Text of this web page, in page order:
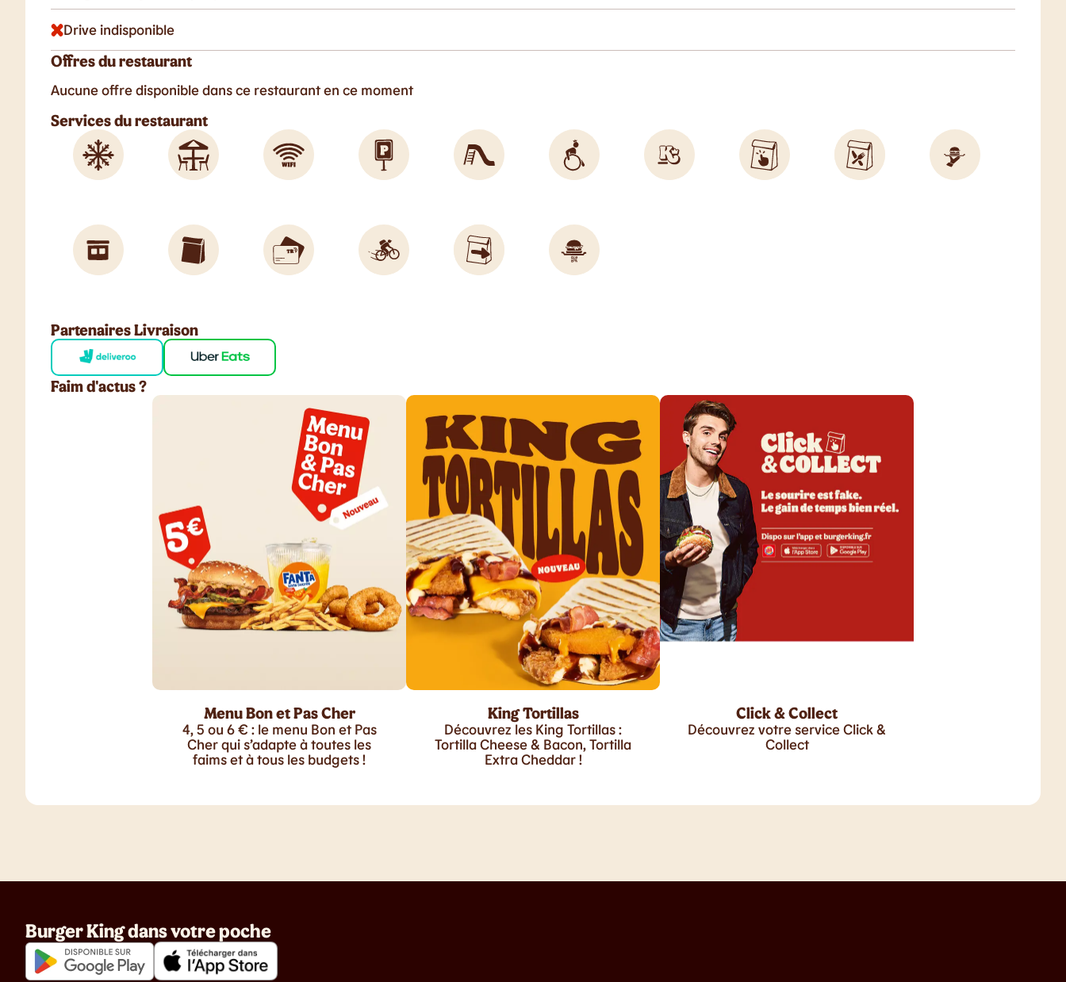
Drive indisponible
Offres du restaurant
Aucune offre disponible dans ce restaurant en ce moment
Services du restaurant
Partenaires Livraison
Faim d'actus ?
Menu Bon et Pas Cher
4, 5 ou 6 € : le menu Bon et Pas
Cher qui s’adapte à toutes les
faims et à tous les budgets !
King Tortillas
Découvrez les King Tortillas :
Tortilla Cheese & Bacon, Tortilla
Extra Cheddar !
Click & Collect
Découvrez votre service Click &
Collect
Burger King dans votre poche